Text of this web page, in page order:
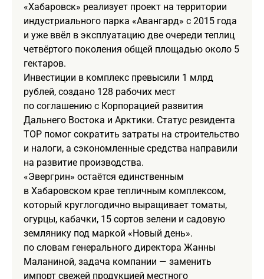
«Хабаровск» реализует проект на территории
индустриального парка «Авангард» с 2015 года
и уже ввёл в эксплуатацию две очереди теплиц
четвёртого поколения общей площадью около 5
гектаров.
Инвестиции в комплекс превысили 1 млрд
рублей, создано 128 рабочих мест
по соглашению с Корпорацией развития
Дальнего Востока и Арктики. Статус резидента
ТОР помог сократить затраты на строительство
и налоги, а сэкономленные средства направили
на развитие производства.
«Эвергрин» остаётся единственным
в Хабаровском крае тепличным комплексом,
который круглогодично выращивает томаты,
огурцы, кабачки, 15 сортов зелени и садовую
землянику под маркой «Новый день».
по словам генерального директора Жанны
Маланиной, задача компании — заменить
импорт свежей продукцией местного